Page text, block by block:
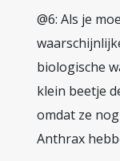
@6: Als je
biologische
klein beetje
omdat ze
Anthrax